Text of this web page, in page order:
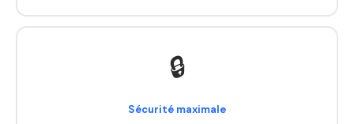
🔒
Sécurité maximale